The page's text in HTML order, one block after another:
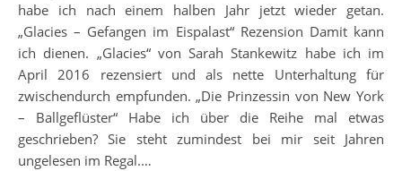
habe ich nach einem halben Jahr jetzt wieder getan.
„Glacies – Gefangen im Eispalast“ Rezension Damit kann
ich dienen. „Glacies“ von Sarah Stankewitz habe ich im
April 2016 rezensiert und als nette Unterhaltung für
zwischendurch empfunden. „Die Prinzessin von New York
– Ballgeflüster“ Habe ich über die Reihe mal etwas
geschrieben? Sie steht zumindest bei mir seit Jahren
ungelesen im Regal.…